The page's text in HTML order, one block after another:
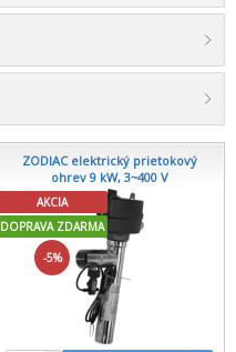
ZODIAC elektrický prietokový
ohrev 9 kW, 3~400 V
AKCIA
DOPRAVA ZDARMA
-5%